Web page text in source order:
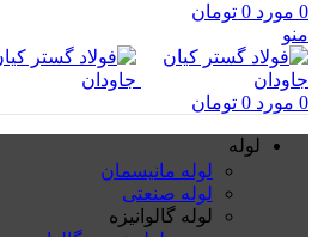
0 مورد 0 تومان
منو
0 مورد 0 تومان
لوله
لوله مانیسمان
لوله صنعتی
لوله گالوانیزه